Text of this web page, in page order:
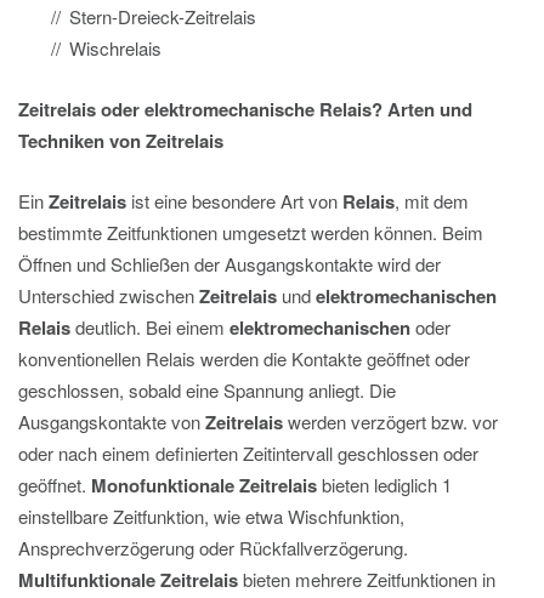
Stern-Dreieck-Zeitrelais
Wischrelais
Zeitrelais oder elektromechanische Relais? Arten und
Techniken von Zeitrelais
EinZeitrelais ist eine besondere Art von Relais, mit dem
bestimmte Zeitfunktionen umgesetzt werden können. Beim
Öffnen und Schließen der Ausgangskontakte wird der
Unterschied zwischenZeitrelais undelektromechanischen
Relaisdeutlich. Bei einem elektromechanischenoder
konventionellen Relais werden die Kontakte geöffnet oder
geschlossen, sobald eine Spannung anliegt. Die
Ausgangskontakte vonZeitrelaiswerden verzögert bzw. vor
oder nach einem definierten Zeitintervall geschlossen oder
geöffnet. Monofunktionale Zeitrelaisbieten lediglich 1
einstellbare Zeitfunktion, wie etwa Wischfunktion,
Ansprechverzögerung oder Rückfallverzögerung.
Multifunktionale Zeitrelaisbieten mehrere Zeitfunktionen in